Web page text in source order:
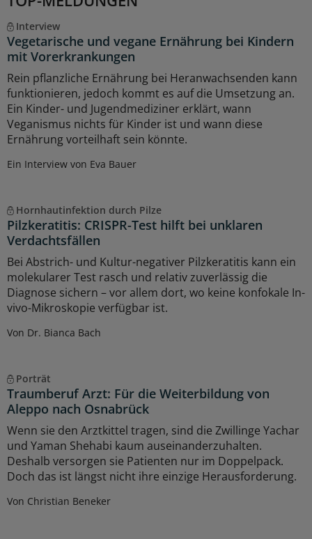
Interview
Vegetarische und vegane Ernährung bei Kindern
mit Vorerkrankungen
Rein pflanzliche Ernährung bei Heranwachsenden kann
funktionieren, jedoch kommt es auf die Umsetzung an.
Ein Kinder- und Jugendmediziner erklärt, wann
Veganismus nichts für Kinder ist und wann diese
Ernährung vorteilhaft sein könnte.
Ein Interview von Eva Bauer
Hornhautinfektion durch Pilze
Pilzkeratitis: CRISPR-Test hilft bei unklaren
Verdachtsfällen
Bei Abstrich- und Kultur-negativer Pilzkeratitis kann ein
molekularer Test rasch und relativ zuverlässig die
Diagnose sichern – vor allem dort, wo keine konfokale In-
vivo-Mikroskopie verfügbar ist.
Von Dr. Bianca Bach
Porträt
Traumberuf Arzt: Für die Weiterbildung von
Aleppo nach Osnabrück
Wenn sie den Arztkittel tragen, sind die Zwillinge Yachar
und Yaman Shehabi kaum auseinanderzuhalten.
Deshalb versorgen sie Patienten nur im Doppelpack.
Doch das ist längst nicht ihre einzige Herausforderung.
Von Christian Beneker